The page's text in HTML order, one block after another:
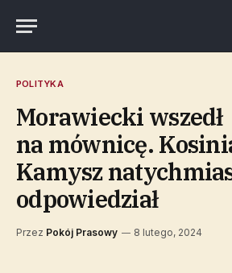
POLITYKA
Morawiecki wszedł
na mównicę.
Kamysz
odpowiedział
Przez Pokój Prasowy 8 lutego, 2024